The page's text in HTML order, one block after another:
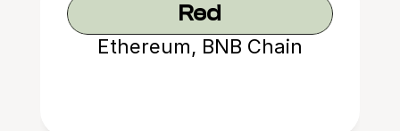
Red
Ethereum, BNB Chain